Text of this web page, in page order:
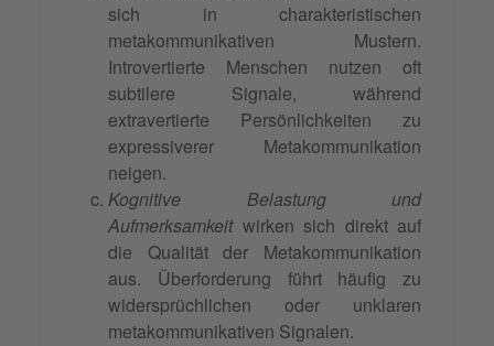
sich in charakteristischen
metakommunikativen Mustern.
Introvertierte Menschen nutzen oft
subtilere Signale, während
extravertierte Persönlichkeiten zu
expressiverer Metakommunikation
neigen.
Kognitive Belastung und
Aufmerksamkeitwirken sich direkt auf
die Qualität der Metakommunikation
aus. Überforderung führt häufig zu
widersprüchlichen oder unklaren
metakommunikativen Signalen.